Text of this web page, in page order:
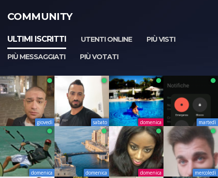
COMMUNITY
ULTIMI ISCRITTI UTENTI ONLINE
PIÙ VISTI
PIÙ MESSAGGIATI
PIÙ VOTATI
giovedì sabato domenica martedì
domenica domenica domenica mercoledì